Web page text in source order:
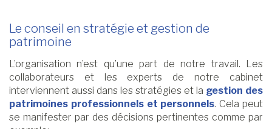
Le conseil en stratégie et gestion de
patrimoine
L’organisation n’est qu’une part de notre travail. Les
collaborateurs et les experts de notre cabinet
interviennent aussi dans les stratégies et la gestion des
patrimoines professionnels et personnels. Cela peut
se manifester par des décisions pertinentes comme par